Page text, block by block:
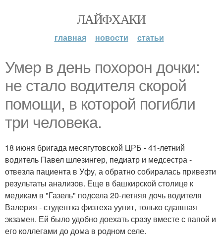
ЛАЙФХАКИ
главная новости статьи
Умер в день похорон дочки:
не стало водителя скорой
помощи, в которой погибли
три человека.
18 июня бригада месягутовской ЦРБ - 41-летний
водитель Павел шлезингер, педиатр и медсестра -
отвезла пациента в Уфу, а обратно собиралась привезти
результаты анализов. Еще в башкирской столице к
медикам в "Газель" подсела 20-летняя дочь водителя
Валерия - студентка физтеха уунит, только сдавшая
экзамен. Ей было удобно доехать сразу вместе с папой и
его коллегами до дома в родном селе.